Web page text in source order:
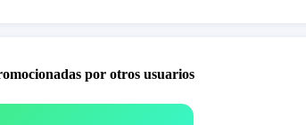
por otros usuarios